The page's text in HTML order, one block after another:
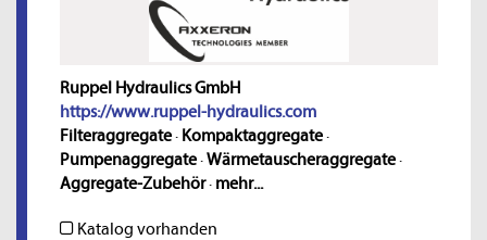
Ruppel Hydraulics GmbH
https://www.ruppel-hydraulics.com
Filteraggregate· Kompaktaggregate·
Pumpenaggregate·Wärmetauscheraggregate·
Aggregate-Zubehör· mehr...
Katalog vorhanden